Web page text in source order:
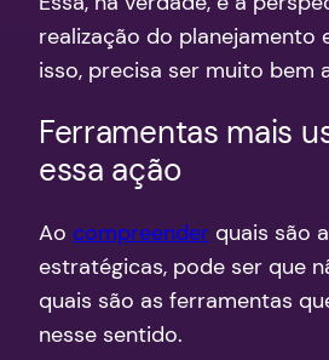
realização do planejamento
isso, precisa ser muito bem
Ferramentas mais
essa ação
Ao compreender quais são
estratégicas, pode ser que
quais são as ferramentas
nesse sentido.